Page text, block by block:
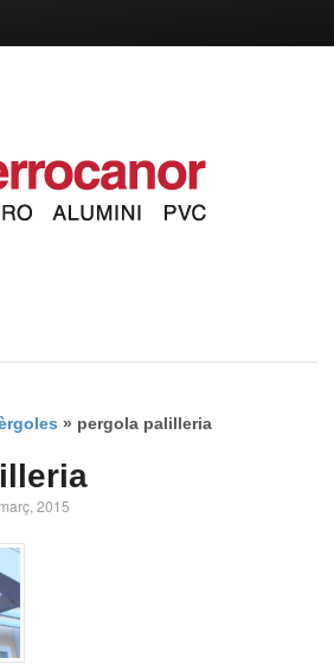
» pergola palilleria
2015